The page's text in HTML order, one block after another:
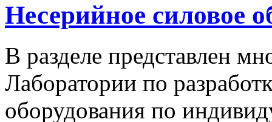
Несерийное силовое
В разделе представлен
Лаборатории по
оборудования по